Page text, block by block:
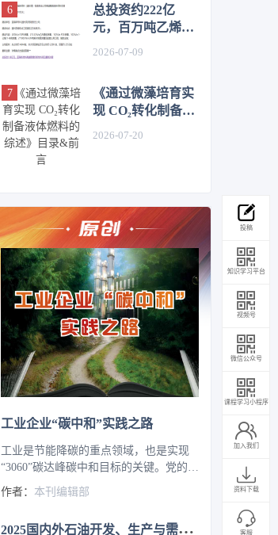
总投资约222亿
元，百万吨乙烯及
2026-07-09
《通过微藻培育实
现 CO₂转化制备液
2026-07-20
工业企业“碳中和”实践之路
工业是节能降碳的重点领域，也是实现
“3060”碳达峰碳中和目标的关键。党的二
十大报告明确提出，积极稳妥推进碳达
峰碳中和，推进降碳、减污、扩绿、增
作者： 本刊编辑部
2
025国内外石油开发、生产与需求述评-目录
投稿
知识学习平台
视频号
微信公众号
课程学习小程序
加入我们
资料下载
客服